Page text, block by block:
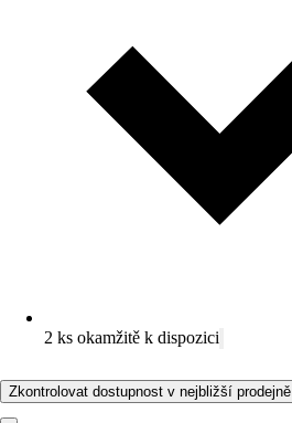
2 ks okamžitě k dispozici
Zkontrolovat dostupnost v nejbližší prodejně